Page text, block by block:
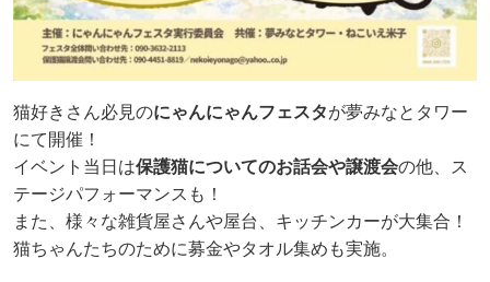
猫好きさん必見のにゃんにゃんフェスタが夢みなとタワー
にて開催！
イベント当日は保護猫についてのお話会や譲渡会の他、ス
テージパフォーマンスも！
また、様々な雑貨屋さんや屋台、キッチンカーが大集合！
猫ちゃんたちのために募金やタオル集めも実施。